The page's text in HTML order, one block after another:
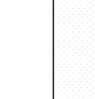
っと前
ど分かり